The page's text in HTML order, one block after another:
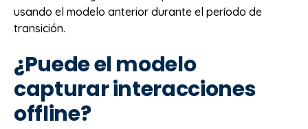
usando el modelo anterior durante el período de
transición.
¿Puede el modelo
capturar interacciones
offline?